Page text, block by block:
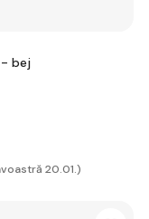
- bej
20.01.)